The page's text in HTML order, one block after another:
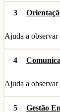
3
Ajuda a observar
4
Ajuda a observar
5 Gestão